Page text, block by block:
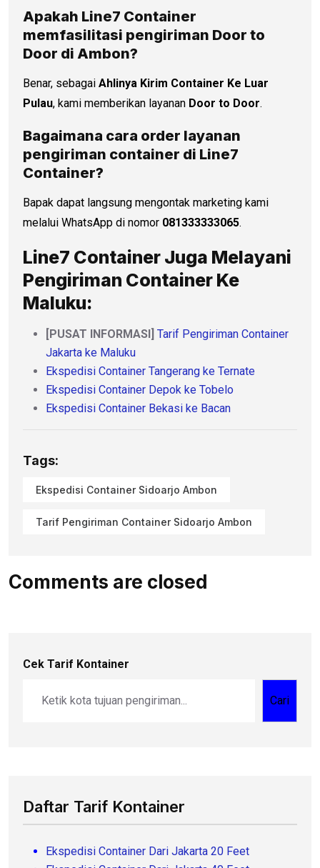
Apakah Line7 Container
memfasilitasi pengiriman Door to
Door di Ambon?
Benar, sebagai Ahlinya Kirim Container Ke Luar
Pulau, kami memberikan layanan Door to Door.
Bagaimana cara order layanan
pengiriman container di Line7
Container?
Bapak dapat langsung mengontak marketing kami
melalui WhatsApp di nomor 081333333065.
Line7 Container Juga Melayani
Pengiriman Container Ke
Maluku:
[PUSAT INFORMASI]
Tarif Pengiriman Container
Jakarta ke Maluku
Ekspedisi Container Tangerang ke Ternate
Ekspedisi Container Depok ke Tobelo
Ekspedisi Container Bekasi ke Bacan
Tags:
Ekspedisi Container Sidoarjo Ambon
Tarif Pengiriman Container Sidoarjo Ambon
Comments are closed
Cek Tarif Kontainer
Cari
Daftar Tarif Kontainer
Ekspedisi Container Dari Jakarta 20 Feet